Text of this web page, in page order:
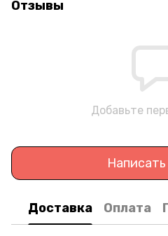
Отзывы
Добавьте
Доставка Оплата